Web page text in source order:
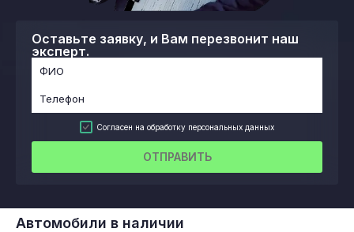
Оставьте заявку, и Вам перезвонит наш
эксперт.
Согласен на обработку персональных данных
ОТПРАВИТЬ
Автомобили в наличии